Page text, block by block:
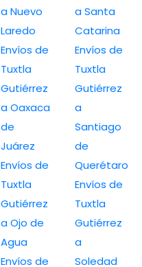
a Nuevo
Laredo
Envíos de
Tuxtla
Gutiérrez
a Oaxaca
de
Juárez
Envíos de
Tuxtla
Gutiérrez
a Ojo de
Agua
Envíos de
a Santa
Catarina
Envíos de
Tuxtla
Gutiérrez
a
Santiago
de
Querétaro
Envíos de
Tuxtla
Gutiérrez
a
Soledad